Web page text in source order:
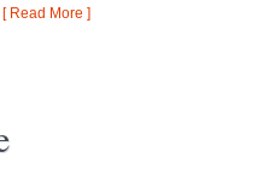
[ Read More ]